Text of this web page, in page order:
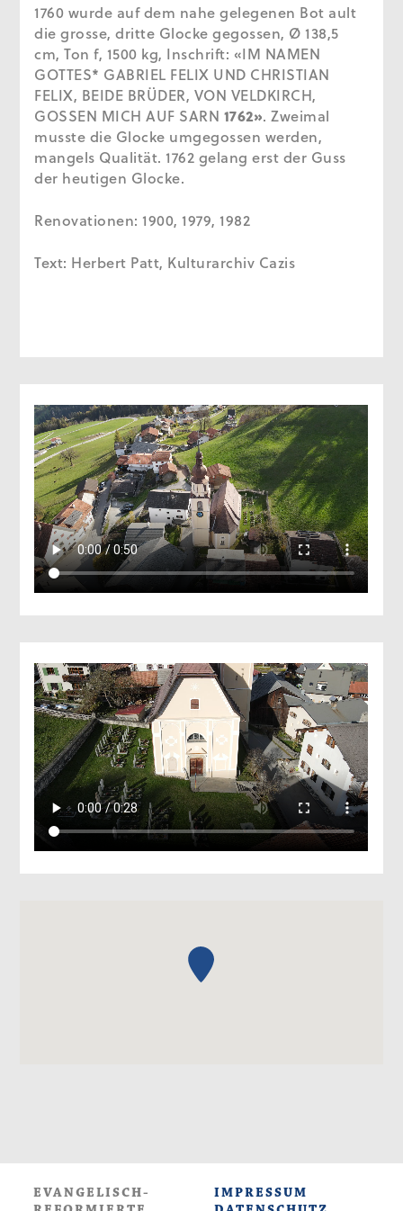
1760 wurde auf dem nahe gelegenen Bot ault
die grosse, dritte Glocke gegossen, Ø 138,5
cm, Ton f, 1500 kg, Inschrift: «IM NAMEN
GOTTES* GABRIEL FELIX UND CHRISTIAN
FELIX, BEIDE BRÜDER, VON VELDKIRCH,
GOSSEN MICH AUF SARN 1762». Zweimal
musste die Glocke umgegossen werden,
mangels Qualität. 1762 gelang erst der Guss
der heutigen Glocke.
Renovationen: 1900, 1979, 1982
Text: Herbert Patt, Kulturarchiv Cazis
EVANGELISCH-
IMPRESSUM